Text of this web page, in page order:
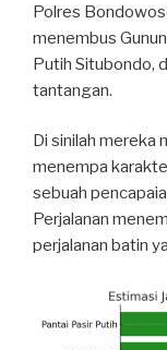
Polres
menembus
Putih Situbondo,
tantangan.
Di sinilah mereka
menempa
sebuah
Perjalanan
perjalanan batin